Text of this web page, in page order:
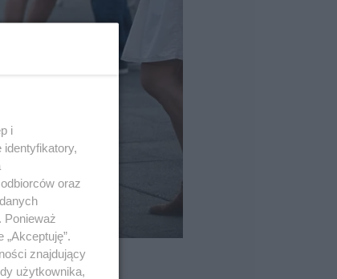
i
oraz
Ponieważ
znajdujący
użytkownika,